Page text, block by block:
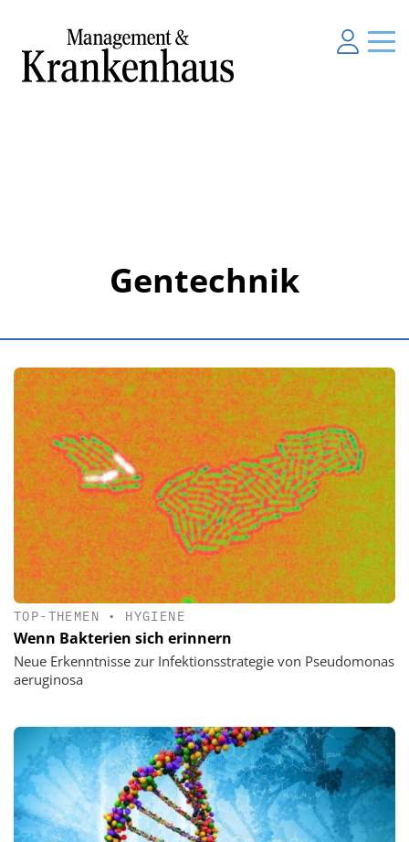
Gentechnik
TOP-THEMEN • HYGIENE
Wenn Bakterien sich erinnern
Neue Erkenntnisse zur Infektionsstrategie von Pseudomonas
aeruginosa